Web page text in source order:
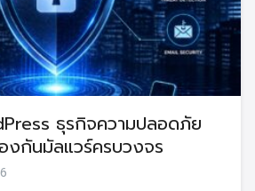
ธุรกิจความปลอดภัย
กันมัลแวร์ครบวงจร